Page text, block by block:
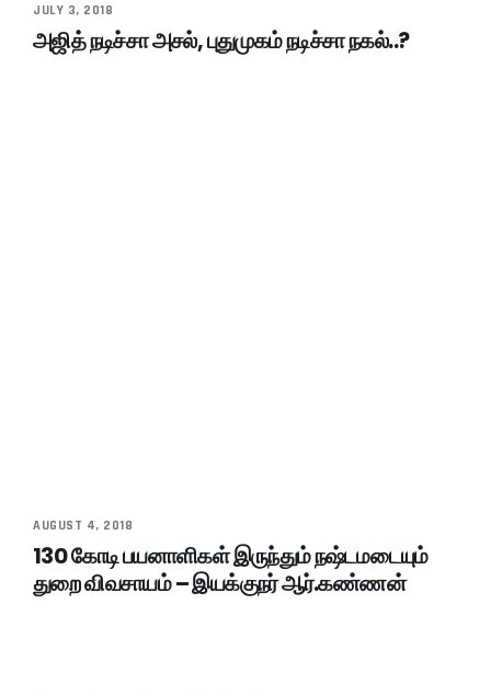
JULY 3, 2018
அஜித் நடிச்சா அசல், புதுமுகம் நடிச்சா நகல்..?
AUGUST 4, 2018
130 கோடி பயனாளிகள் இருந்தும் நஷ்டமடையும்
துறை விவசாயம் – இயக்குநர் ஆர்.கண்ணன்